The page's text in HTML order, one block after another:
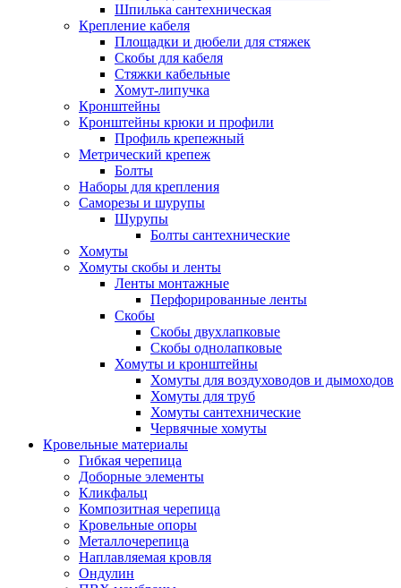
Шпилька сантехническая
Крепление кабеля
Площадки и дюбели для стяжек
Скобы для кабеля
Стяжки кабельные
Хомут-липучка
Кронштейны
Кронштейны крюки и профили
Профиль крепежный
Метрический крепеж
Болты
Наборы для крепления
Саморезы и шурупы
Шурупы
Болты сантехнические
Хомуты
Хомуты скобы и ленты
Ленты монтажные
Перфорированные ленты
Скобы
Скобы двухлапковые
Скобы однолапковые
Хомуты и кронштейны
Хомуты для воздуховодов и дымоходов
Хомуты для труб
Хомуты сантехнические
Червячные хомуты
Кровельные материалы
Гибкая черепица
Доборные элементы
Кликфальц
Композитная черепица
Кровельные опоры
Металлочерепица
Наплавляемая кровля
Ондулин